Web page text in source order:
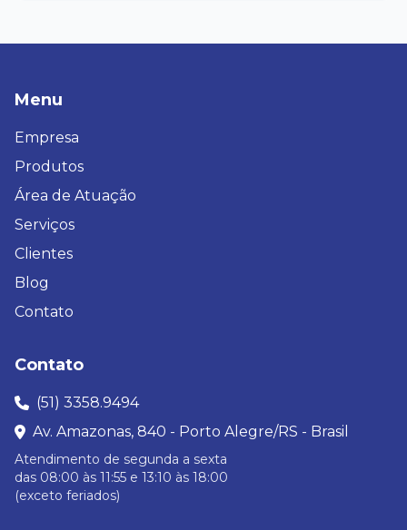
Menu
Empresa
Produtos
Área de Atuação
Serviços
Clientes
Blog
Contato
Contato
(51) 3358.9494
Av. Amazonas, 840 - Porto Alegre/RS - Brasil
Atendimento de segunda a sexta
das 08:00 às 11:55 e 13:10 às 18:00
(exceto feriados)